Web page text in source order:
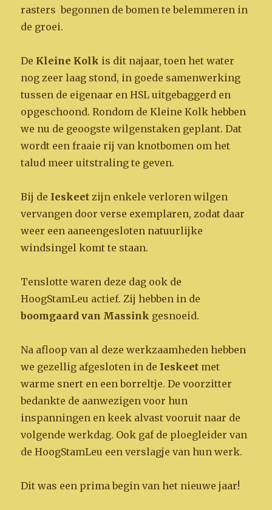
rasters begonnen de bomen te belemmeren in
de groei.
De Kleine Kolk is dit najaar, toen het water
nog zeer laag stond, in goede samenwerking
tussen de eigenaar en HSL uitgebaggerd en
opgeschoond. Rondom de Kleine Kolk hebben
we nu de geoogste wilgenstaken geplant. Dat
wordt een fraaie rij van knotbomen om het
talud meer uitstraling te geven.
Bij de Ieskeet zijn enkele verloren wilgen
vervangen door verse exemplaren, zodat daar
weer een aaneengesloten natuurlijke
windsingel komt te staan.
Tenslotte waren deze dag ook de
HoogStamLeu actief. Zij hebben in de
boomgaard van Massink gesnoeid.
Na afloop van al deze werkzaamheden hebben
we gezellig afgesloten in de Ieskeet met
warme snert en een borreltje. De voorzitter
bedankte de aanwezigen voor hun
inspanningen en keek alvast vooruit naar de
volgende werkdag. Ook gaf de ploegleider van
de HoogStamLeu een verslagje van hun werk.
Dit was een prima begin van het nieuwe jaar!